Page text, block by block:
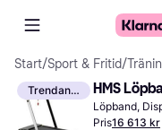
Start/Sport & Fritid/
Trendande HMS
Löpband,
Pris16 613 kr